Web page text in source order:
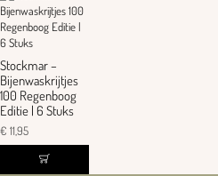
Stockmar –
Bijenwaskrijtjes
100 Regenboog
Editie | 6 Stuks
€ 11,95